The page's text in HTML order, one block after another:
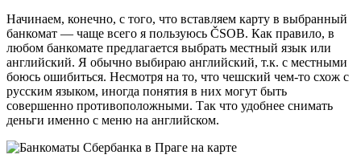
Начинаем, конечно, с того, что вставляем карту в выбранный
банкомат — чаще всего я пользуюсь ČSOB. Как правило, в
любом банкомате предлагается выбрать местный язык или
английский. Я обычно выбираю английский, т.к. с местными
боюсь ошибиться. Несмотря на то, что чешский чем-то схож с
русским языком, иногда понятия в них могут быть
совершенно противоположными. Так что удобнее снимать
деньги именно с меню на английском.